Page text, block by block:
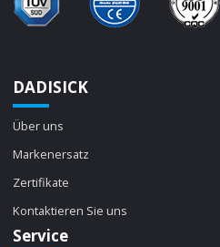
DADISICK
Über uns
Markenersatz
Zertifikate
Kontaktieren Sie uns
Service